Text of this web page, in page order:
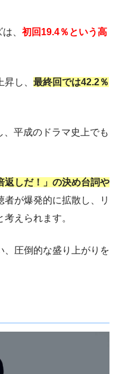
、 初回19.4％という高
し、 最終回では42.2％
平成のドラマ史上でも
返しだ！」の決め台詞や
者が爆発的に拡散し、リ
えられます。
、圧倒的な盛り上がりを